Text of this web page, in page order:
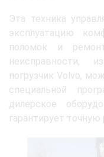
Эта техника
эксплуатацию
поломок и
неисправности,
погрузчик Volvo,
специальной
дилерское
гарантирует